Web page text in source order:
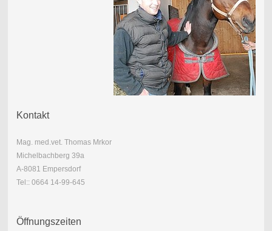
Kontakt
Mag. med.vet. Thomas Mrkor
Michelbachberg 39a
A-8081 Empersdorf
Tel:: 0664 14-99-645
Öffnungszeiten